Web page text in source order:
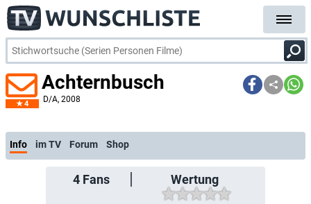
4
Achternbusch
D/A, 2008
Info im TV Forum Shop
4Fans Wertung